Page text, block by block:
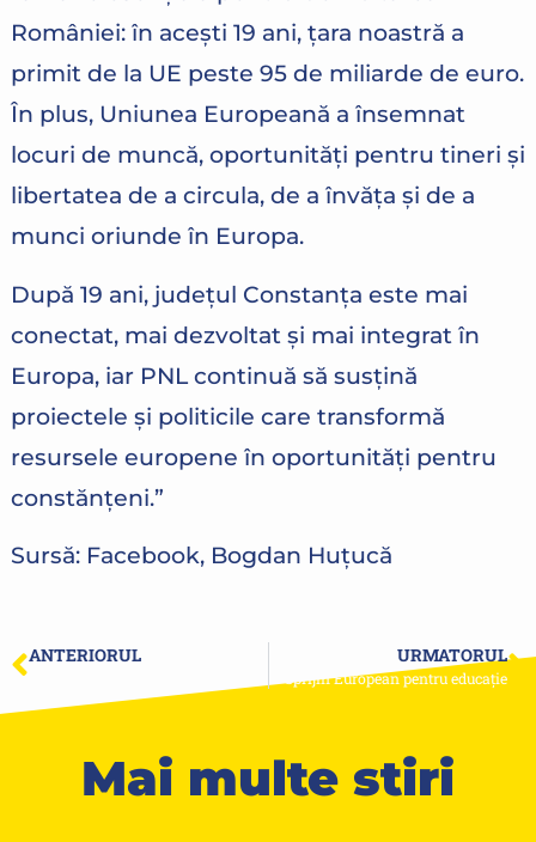
României: în acești 19 ani, țara noastră a
primit de la UE peste 95 de miliarde de euro.
În plus, Uniunea Europeană a însemnat
locuri de muncă, oportunități pentru tineri și
libertatea de a circula, de a învăța și de a
munci oriunde în Europa.
După 19 ani, județul Constanța este mai
conectat, mai dezvoltat și mai integrat în
Europa, iar PNL continuă să susțină
proiectele și politicile care transformă
resursele europene în oportunități pentru
constănțeni.”
Sursă: Facebook, Bogdan Huțucă
ANTERIORUL URMATORUL
Sprijin European pentru educație
Mai multe stiri